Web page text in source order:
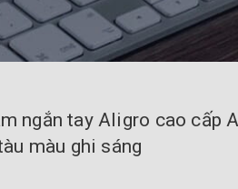
ngắn tay Aligro cao cấp
màu ghi sáng